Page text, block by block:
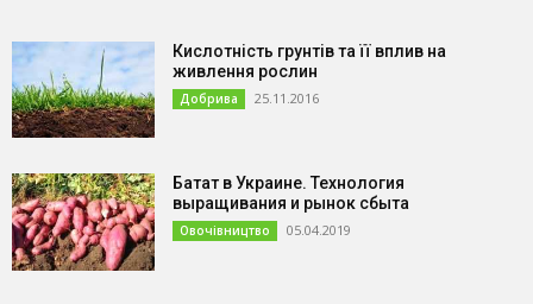
Кислотність грунтів та її вплив на
живлення рослин
Добрива 25.11.2016
Батат в Украине. Технология
выращивания и рынок сбыта
Овочівництво 05.04.2019